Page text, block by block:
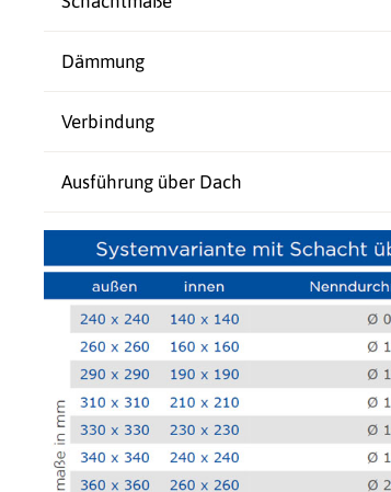
Dämmung
Verbindung
Ausführung über Dach